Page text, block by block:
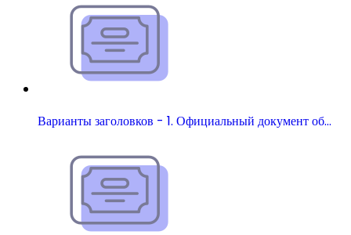
Варианты заголовков - 1. Официальный документ об…